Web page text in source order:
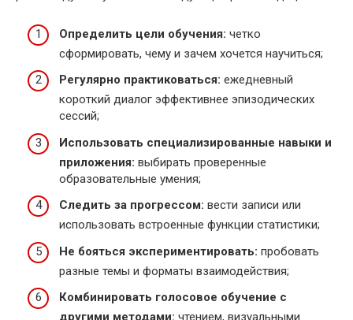
Определить цели обучения: четко
сформировать, чему и зачем хочется научиться;
Регулярно практиковаться: ежедневный
короткий диалог эффективнее эпизодических
сессий;
Использовать специализированные навыки и
приложения: выбирать проверенные
образовательные умения;
Следить за прогрессом: вести записи или
использовать встроенные функции статистики;
Не бояться экспериментировать: пробовать
разные темы и форматы взаимодействия;
Комбинировать голосовое обучение с
другими методами: чтением, визуальными